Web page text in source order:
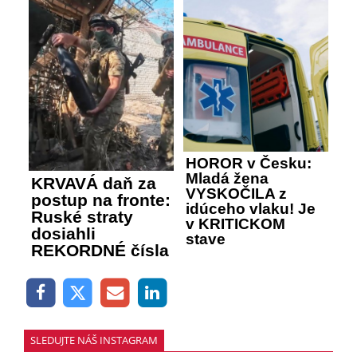
KRVAVÁ daň za
postup na fronte:
Ruské straty
dosiahli
REKORDNÉ čísla
HOROR v Česku:
Mladá žena
VYSKOČILA z
idúceho vlaku! Je
v KRITICKOM
stave
SLEDUJTE NÁŠ INSTAGRAM